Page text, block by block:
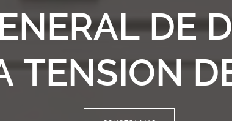
DE
TENSION